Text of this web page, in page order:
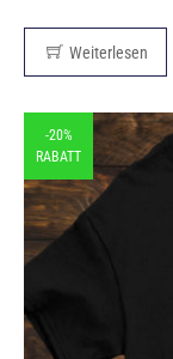
Weiterlesen
-20%
RABATT